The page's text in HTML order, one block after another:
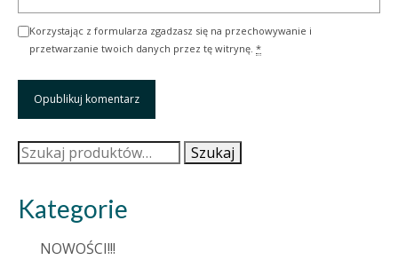
Korzystając z formularza zgadzasz się na przechowywanie i
przetwarzanie twoich danych przez tę witrynę. *
Szukaj: Szukaj
Kategorie
NOWOŚCI!!!